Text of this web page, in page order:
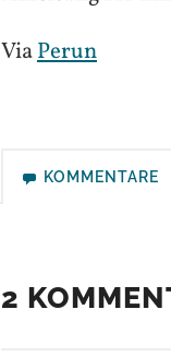
ViaPerun
KOMMENTARE
2